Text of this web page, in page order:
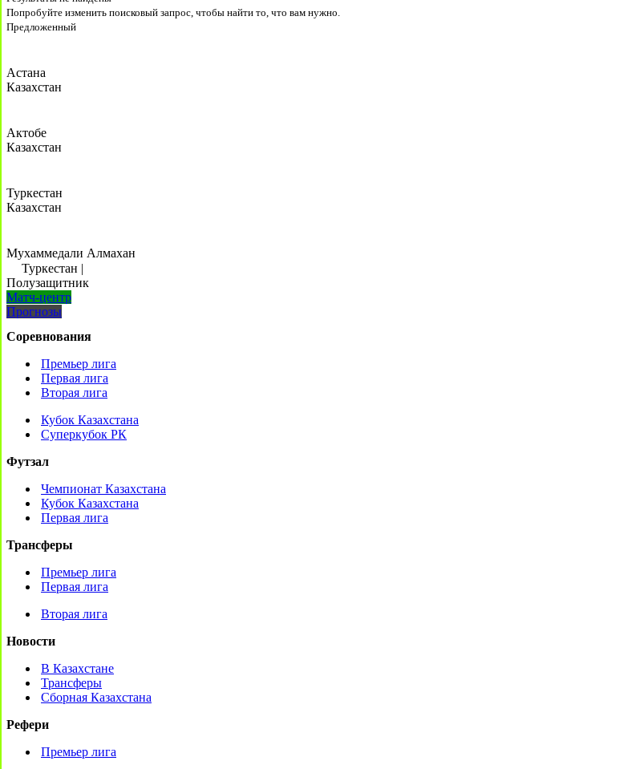
Попробуйте изменить поисковый запрос, чтобы найти то, что вам нужно.
Предложенный
Астана
Казахстан
Актобе
Казахстан
Туркестан
Казахстан
Мухаммедали Алмахан
Туркестан |
Полузащитник
Матч-центр
Прогнозы
Соревнования
Премьер лига
Первая лига
Вторая лига
Кубок Казахстана
Суперкубок РК
Футзал
Чемпионат Казахстана
Кубок Казахстана
Первая лига
Трансферы
Премьер лига
Первая лига
Вторая лига
Новости
В Казахстане
Трансферы
Сборная Казахстана
Рефери
Премьер лига